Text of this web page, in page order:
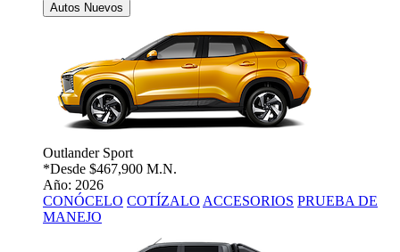
Autos Nuevos
Outlander Sport
*Desde $467,900 M.N.
Año: 2026
CONÓCELO COTÍZALO ACCESORIOS PRUEBA DE
MANEJO